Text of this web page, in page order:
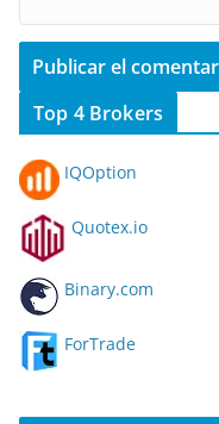
Top 4 Brokers
IQOption
Quotex.io
Binary.com
ForTrade